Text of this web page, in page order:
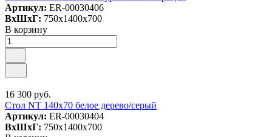
Артикул: ER-00030406
ВxШxГ: 750x1400x700
В корзину
16 300 руб.
Стол NT 140x70 белое дерево/серый
Артикул: ER-00030404
ВxШxГ: 750x1400x700